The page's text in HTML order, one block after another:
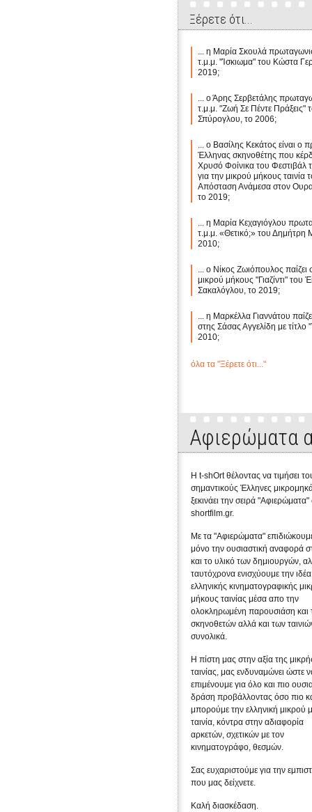
Ξέρετε ότι...
... η Μαρία Σκουλά
τ.μ.μ. "Ίσκιωμα" του Κώστα
2019;
... ο Άρης Σερβετάλης
τ.μ.μ. "Ζωή Σε Πέντε Πράξεις"
Σπύρογλου, το 2006;
... ο Βασίλης Κεκάτος είναι ο
Έλληνας σκηνοθέτης που
Χρυσό Φοίνικα του Φεστιβάλ
για την μικρού μήκους ταινία
Απόσταση Ανάμεσα στον
το 2019;
... η Μαρία Κεχαγιόγλου
τ.μ.μ. «Θετικό;» του Δημήτρη
2010;
... ο Νίκος Ζωιόπουλος παίζει
μικρού μήκους "Γιαζίντι" του
Σακαλόγλου, το 2019;
... η Μαρκέλλα Γιαννάτου
στης Σάσας Αγγελίδη με τίτλο
2010;
όλα τα "Ξέρετε ότι..."
Αφιερώματα
Η t-shOrt θέλοντας να τιμήσει
σημαντικούς Έλληνες
ξεκινάει την σειρά "Αφιερώματα"
shortfilm.gr.
Με τα "Αφιερώματα"
μόνο την ουσιαστική αναφορά
και το υλικό των δημιουργών,
ταυτόχρονα ενισχύουμε την
ελληνικής κινηματογραφικής
μήκους ταινίας μέσα απο την
ολοκληρωμένη παρουσιάση και
σκηνοθετών αλλά και των
συνολικά.
Η πίστη μας στην αξία της
ταινίας, μας ενδυναμώνει ώστε
επιμένουμε για όλο και πιο
δράση προβάλλοντας όσο πιο
μπορούμε την ελληνική μικρού
ταινία, κόντρα στην αδιαφορία
αρκετών, σχετικών με τον
κινηματογράφο, θεσμών.
Σας ευχαριστούμε για την
που μας δείχνετε.
Καλή διασκέδαση.